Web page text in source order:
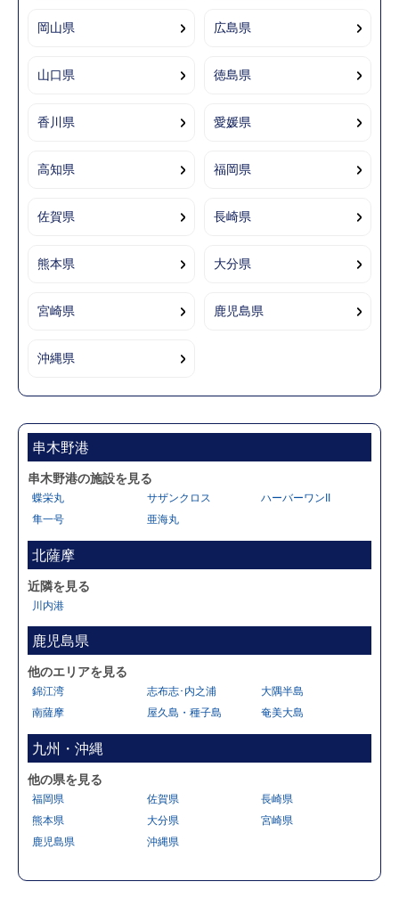
岡山県 広島県
山口県 徳島県
香川県 愛媛県
高知県 福岡県
佐賀県 長崎県
熊本県 大分県
宮崎県 鹿児島県
沖縄県
串木野港
串木野港の施設を見る
蝶栄丸 サザンクロス
ハーバーワンII
隼一号
亜海丸
北薩摩
近隣を見る
川内港
鹿児島県
他のエリアを見る
錦江湾 志布志･内之浦
大隅半島
南薩摩
屋久島・種子島 奄美大島
九州・沖縄
他の県を見る
福岡県 佐賀県
長崎県
熊本県
大分県
宮崎県
鹿児島県
沖縄県